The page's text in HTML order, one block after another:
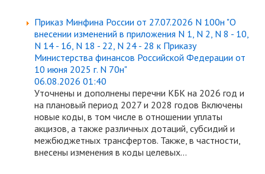
Приказ Минфина России от 27.07.2026 N 100н "О
внесении изменений в приложения N 1, N 2, N 8 - 10,
N 14 - 16, N 18 - 22, N 24 - 28 к Приказу
Министерства финансов Российской Федерации от
10 июня 2025 г. N 70н"
06.08.2026 01:40
Уточнены и дополнены перечни КБК на 2026 год и
на плановый период 2027 и 2028 годов Включены
новые коды, в том числе в отношении уплаты
акцизов, а также различных дотаций, субсидий и
межбюджетных трансфертов. Также, в частности,
внесены изменения в коды целевых...